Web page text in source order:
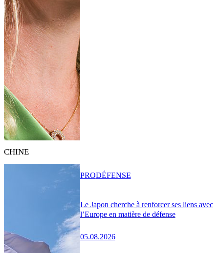
CHINE
Le Japon cherche à renforcer ses liens avec
l’Europe en matière de défense
05.08.2026
PRODÉFENSE